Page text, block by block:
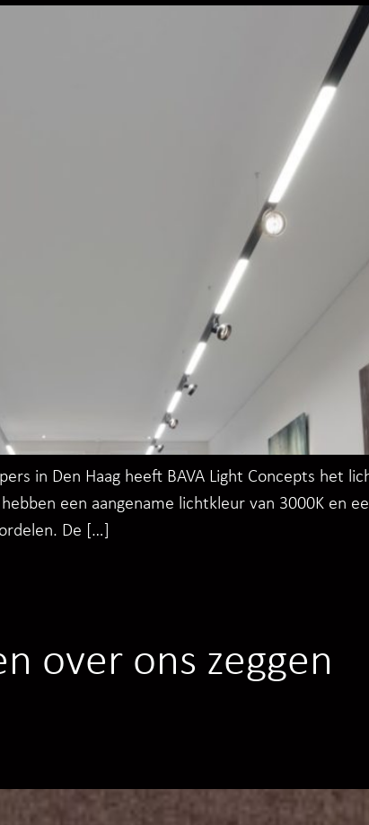
in Den Haag heeft BAVA Light Concepts het
een aangename lichtkleur van 3000K en
De […]
over ons zeggen